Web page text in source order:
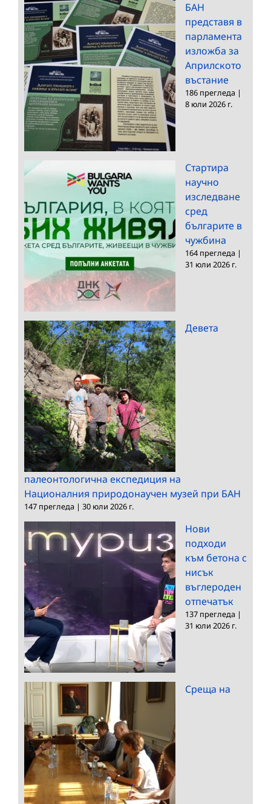
БАН
представя в
парламента
изложба за
Априлското
въстание
186 прегледа |
8 юли 2026 г.
Стартира
научно
изследване
сред
българите в
чужбина
164 прегледа |
31 юли 2026 г.
Девета
палеонтологична експедиция на
Националния природонаучен музей при БАН
147 прегледа | 30 юли 2026 г.
Нови
подходи
към бетона с
нисък
въглероден
отпечатък
137 прегледа |
31 юли 2026 г.
Среща на